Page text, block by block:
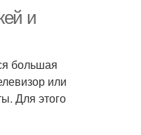
и
большая
или
Для этого